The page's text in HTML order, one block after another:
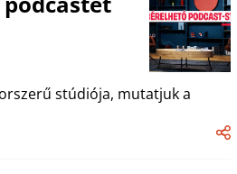
stúdiója, mutatjuk a